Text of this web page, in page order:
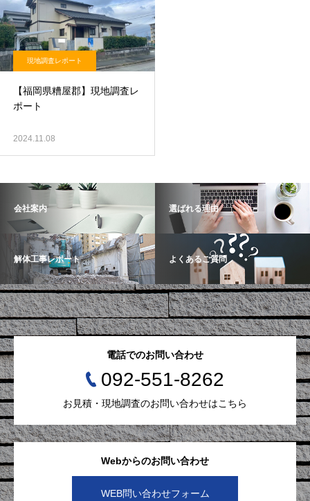
現地調査レポート
【福岡県糟屋郡】現地調査レ
ポート
2024.11.08
会社案内 選ばれる理由
解体工事レポート よくあるご質問
Webからのお問い合わせ
WEB問い合わせフォーム
電話でのお問い合わせ
092-551-8262
お見積・現地調査のお問い合わせはこちら